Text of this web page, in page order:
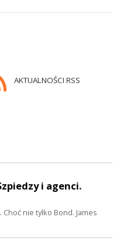
AKTUALNOŚCI RSS
i agenci.
nie tylko Bond. James